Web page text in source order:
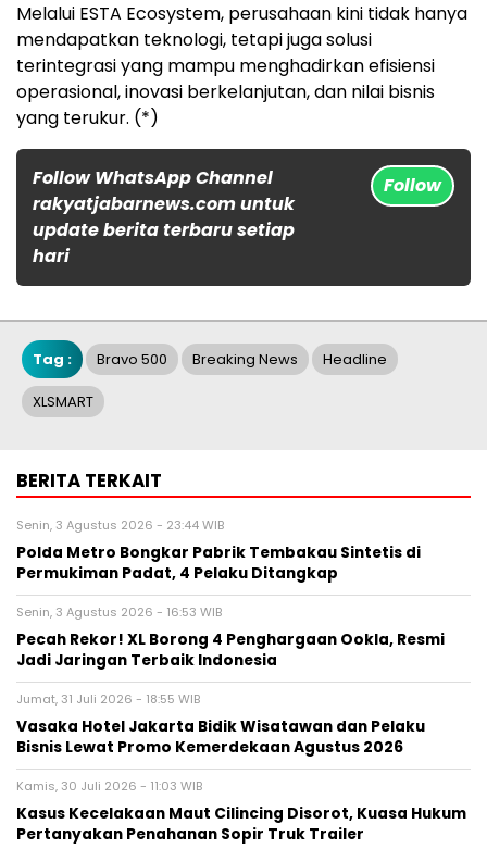
Melalui ESTA Ecosystem, perusahaan kini tidak hanya
mendapatkan teknologi, tetapi juga solusi
terintegrasi yang mampu menghadirkan efisiensi
operasional, inovasi berkelanjutan, dan nilai bisnis
yang terukur. (*)
Follow WhatsApp Channel
rakyatjabarnews.com untuk
update berita terbaru setiap
hari
Follow
Tag : Bravo 500 Breaking News Headline
XLSMART
BERITA TERKAIT
Senin, 3 Agustus 2026 - 23:44 WIB
Polda Metro Bongkar Pabrik Tembakau Sintetis di
Permukiman Padat, 4 Pelaku Ditangkap
Senin, 3 Agustus 2026 - 16:53 WIB
Pecah Rekor! XL Borong 4 Penghargaan Ookla, Resmi
Jadi Jaringan Terbaik Indonesia
Jumat, 31 Juli 2026 - 18:55 WIB
Vasaka Hotel Jakarta Bidik Wisatawan dan Pelaku
Bisnis Lewat Promo Kemerdekaan Agustus 2026
Kamis, 30 Juli 2026 - 11:03 WIB
Kasus Kecelakaan Maut Cilincing Disorot, Kuasa Hukum
Pertanyakan Penahanan Sopir Truk Trailer